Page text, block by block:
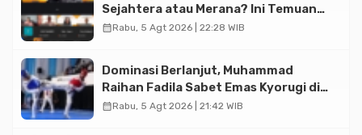
Sejahtera atau Merana? Ini Temuan
Diskusi Paramadina
calendar_monthRabu, 5 Agt 2026 | 22:28 WIB
Dominasi Berlanjut, Muhammad
Raihan Fadila Sabet Emas Kyorugi di
Asian Taekwondo Indonesia Open
calendar_monthRabu, 5 Agt 2026 | 21:42 WIB